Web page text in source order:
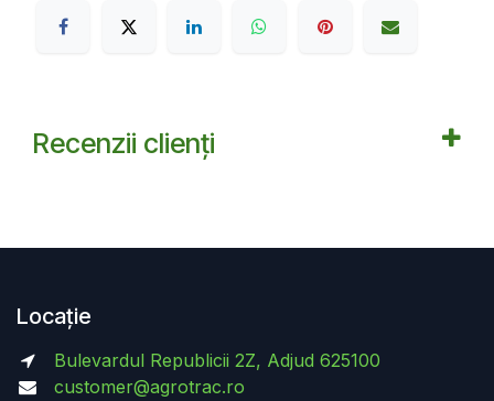
Recenzii clienți
Locație
Bulevardul Republicii 2Z, Adjud 625100
customer@agrotrac.ro